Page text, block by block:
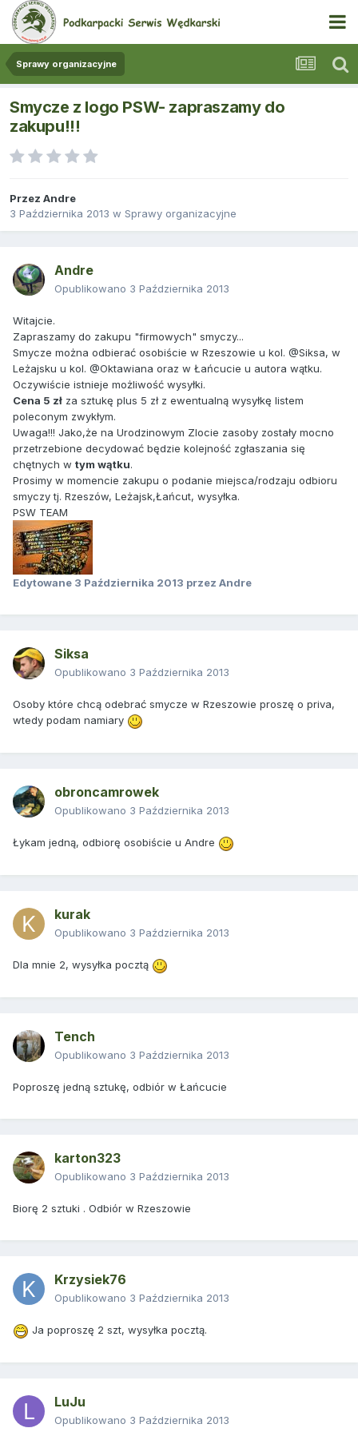
Sprawy organizacyjne
Smycze z logo PSW- zapraszamy do
zakupu!!!
Przez Andre
3 Października 2013 w Sprawy organizacyjne
Andre
Opublikowano 3 Października 2013
Witajcie.
Zapraszamy do zakupu "firmowych" smyczy...
Smycze można odbierać osobiście w Rzeszowie u kol. @Siksa, w
Leżajsku u kol. @Oktawiana oraz w Łańcucie u autora wątku.
Oczywiście istnieje możliwość wysyłki.
Cena 5 zł za sztukę plus 5 zł z ewentualną wysyłkę listem
poleconym zwykłym.
Uwaga!!! Jako,że na Urodzinowym Zlocie zasoby zostały mocno
przetrzebione decydować będzie kolejność zgłaszania się
chętnych w tym wątku.
Prosimy w momencie zakupu o podanie miejsca/rodzaju odbioru
smyczy tj. Rzeszów, Leżajsk,Łańcut, wysyłka.
PSW TEAM
Edytowane 3 Października 2013 przez Andre
Siksa
Opublikowano 3 Października 2013
Osoby które chcą odebrać smycze w Rzeszowie proszę o priva,
wtedy podam namiary
obroncamrowek
Opublikowano 3 Października 2013
Łykam jedną, odbiorę osobiście u Andre
kurak
Opublikowano 3 Października 2013
Dla mnie 2, wysyłka pocztą
Tench
Opublikowano 3 Października 2013
Poproszę jedną sztukę, odbiór w Łańcucie
karton323
Opublikowano 3 Października 2013
Biorę 2 sztuki . Odbiór w Rzeszowie
Krzysiek76
Opublikowano 3 Października 2013
Ja poproszę 2 szt, wysyłka pocztą.
LuJu
Opublikowano 3 Października 2013